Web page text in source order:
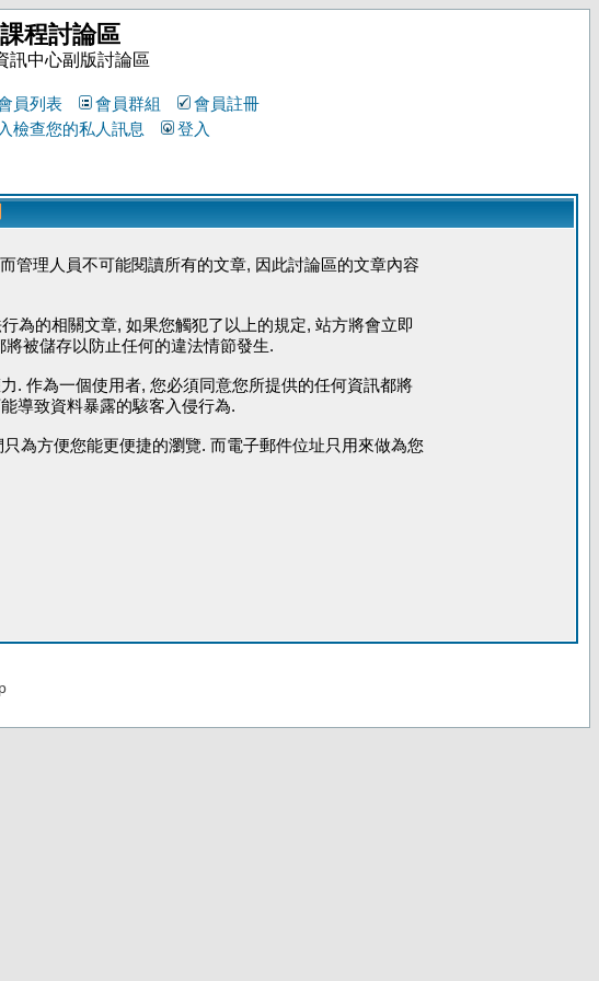
程討論區
訊中心副版討論區
員列表 會員群組
會員註冊
檢查您的私人訊息 登入
管理人員不可能閱讀所有的文章, 因此討論區的文章內容
為的相關文章, 如果您觸犯了以上的規定, 站方將會立即
被儲存以防止任何的違法情節發生.
. 作為一個使用者, 您必須同意您所提供的任何資訊都將
導致資料暴露的駭客入侵行為.
為方便您能更便捷的瀏覽. 而電子郵件位址只用來做為您